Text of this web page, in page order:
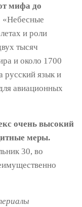
мифа до
«Небесные
и ​​роли
тысяч
и около 1700
русский язык и
авиационных
очень высокий
меры.
30, во